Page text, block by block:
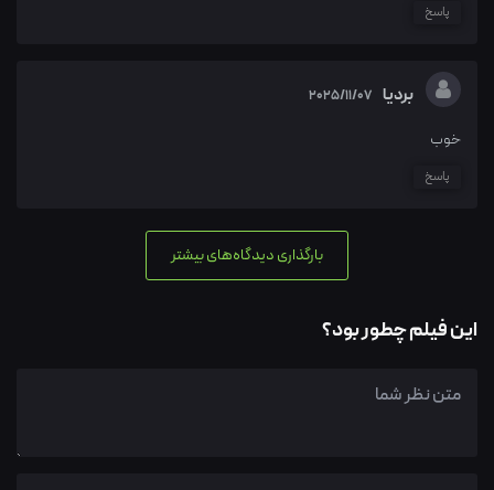
پاسخ
بردیا 2025/11/07
خوب
پاسخ
بارگذاری دیدگاه‌های بیشتر
این فیلم چطور بود؟